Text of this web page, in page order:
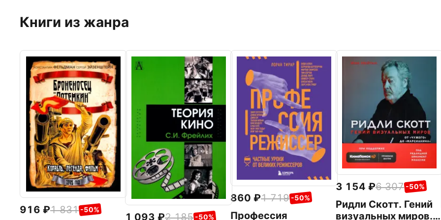
Книги из жанра
916 1 831 -50%
1 093 2 185 -50%
860 1 719 -50%
Профессия
3 154 6 307 -50%
Ридли Скотт. Гений
визуальных миров.